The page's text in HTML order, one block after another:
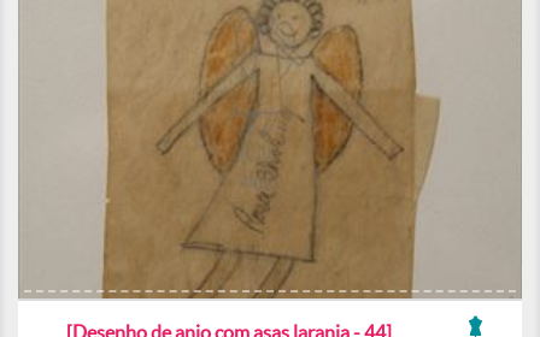
[Desenho de anjo com asas laranja - 44]